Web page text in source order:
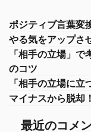
ポジティブ言葉変
やる気をアップさ
「相手の立場」
のコツ
「相手の立場に
マイナスから脱却
最近のコメ